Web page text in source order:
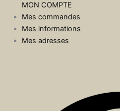
MON COMPTE
Mes commandes
Mes informations
Mes adresses